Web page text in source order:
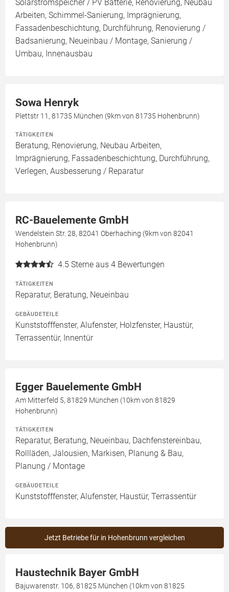
Solarstromspeicher / PV Batterie, Renovierung, Neubau
Arbeiten, Schimmel-Sanierung, Imprägnierung,
Fassadenbeschichtung, Durchführung, Renovierung /
Badsanierung, Neueinbau / Montage, Sanierung /
Umbau, Innenausbau
Sowa Henryk
Plettstr 11, 81735 München (9km von 81735 Hohenbrunn)
TÄTIGKEITEN
Beratung, Renovierung, Neubau Arbeiten,
Imprägnierung, Fassadenbeschichtung, Durchführung,
Verlegen, Ausbesserung / Reparatur
RC-Bauelemente GmbH
Wendelstein Str. 28, 82041 Oberhaching (9km von 82041
Hohenbrunn)
4.5 Sterne aus 4 Bewertungen
TÄTIGKEITEN
Reparatur, Beratung, Neueinbau
GEBÄUDETEILE
Kunststofffenster, Alufenster, Holzfenster, Haustür,
Terrassentür, Innentür
Egger Bauelemente GmbH
Am Mitterfeld 5, 81829 München (10km von 81829
Hohenbrunn)
TÄTIGKEITEN
Reparatur, Beratung, Neueinbau, Dachfenstereinbau,
Rollläden, Jalousien, Markisen, Planung & Bau,
Planung / Montage
GEBÄUDETEILE
Kunststofffenster, Alufenster, Haustür, Terrassentür
Jetzt Betriebe für in Hohenbrunn vergleichen
Haustechnik Bayer GmbH
Bajuwarenstr. 106, 81825 München (10km von 81825